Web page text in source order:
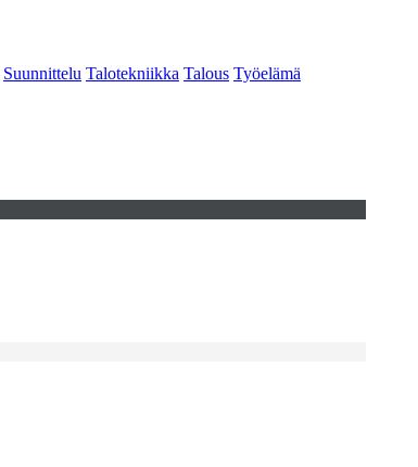
Suunnittelu Talotekniikka Talous Työelämä